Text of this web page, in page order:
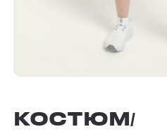
КОСТЮМ/